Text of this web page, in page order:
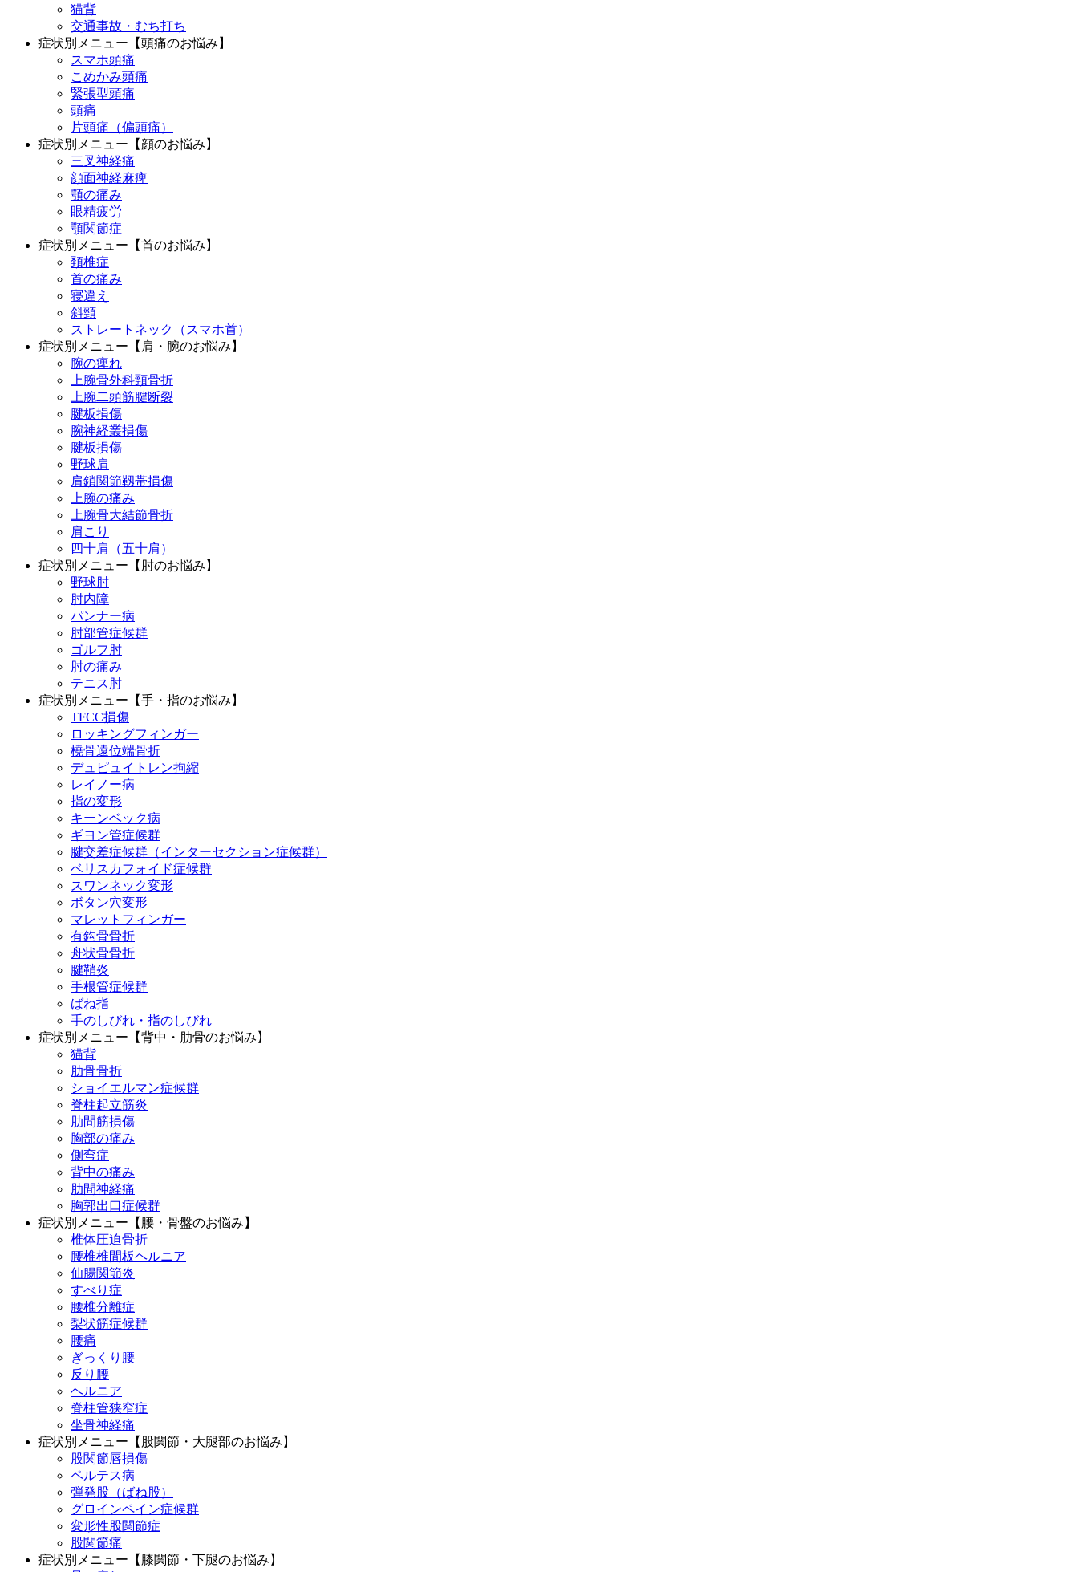
猫背
交通事故・むち打ち
症状別メニュー【頭痛のお悩み】
スマホ頭痛
こめかみ頭痛
緊張型頭痛
頭痛
片頭痛（偏頭痛）
症状別メニュー【顔のお悩み】
三叉神経痛
顔面神経麻痺
顎の痛み
眼精疲労
顎関節症
症状別メニュー【首のお悩み】
頚椎症
首の痛み
寝違え
斜頸
ストレートネック（スマホ首）
症状別メニュー【肩・腕のお悩み】
腕の痺れ
上腕骨外科頸骨折
上腕二頭筋腱断裂
腱板損傷
腕神経叢損傷
腱板損傷
野球肩
肩鎖関節靱帯損傷
上腕の痛み
上腕骨大結節骨折
肩こり
四十肩（五十肩）
症状別メニュー【肘のお悩み】
野球肘
肘内障
パンナー病
肘部管症候群
ゴルフ肘
肘の痛み
テニス肘
症状別メニュー【手・指のお悩み】
TFCC損傷
ロッキングフィンガー
橈骨遠位端骨折
デュピュイトレン拘縮
レイノー病
指の変形
キーンベック病
ギヨン管症候群
腱交差症候群（インターセクション症候群）
ベリスカフォイド症候群
スワンネック変形
ボタン穴変形
マレットフィンガー
有鈎骨骨折
舟状骨骨折
腱鞘炎
手根管症候群
ばね指
手のしびれ・指のしびれ
症状別メニュー【背中・肋骨のお悩み】
猫背
肋骨骨折
ショイエルマン症候群
脊柱起立筋炎
肋間筋損傷
胸部の痛み
側弯症
背中の痛み
肋間神経痛
胸郭出口症候群
症状別メニュー【腰・骨盤のお悩み】
椎体圧迫骨折
腰椎椎間板ヘルニア
仙腸関節炎
すべり症
腰椎分離症
梨状筋症候群
腰痛
ぎっくり腰
反り腰
ヘルニア
脊柱管狭窄症
坐骨神経痛
症状別メニュー【股関節・大腿部のお悩み】
股関節唇損傷
ペルテス病
弾発股（ばね股）
グロインペイン症候群
変形性股関節症
股関節痛
症状別メニュー【膝関節・下腿のお悩み】